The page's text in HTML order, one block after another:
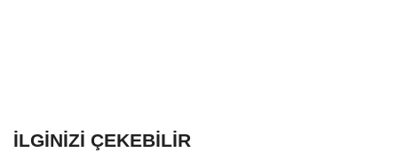
İLGINIZI ÇEKEBILIR